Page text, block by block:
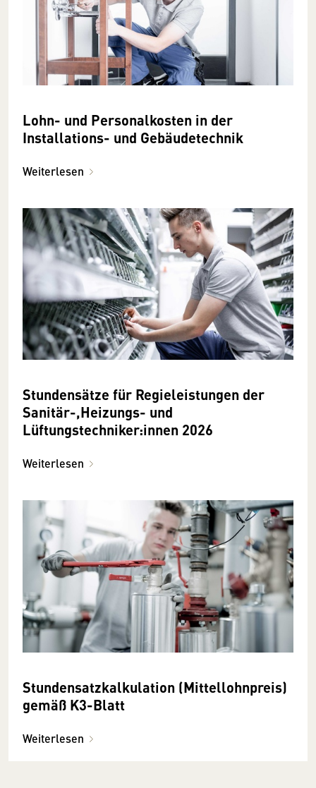
Lohn- und Personalkosten in der
Installations- und Gebäudetechnik
Weiterlesen
Stundensätze für Regieleistungen der
Sanitär-,Heizungs- und
Lüftungstechniker:innen 2026
Weiterlesen
Stundensatzkalkulation (Mittellohnpreis)
gemäß K3-Blatt
Weiterlesen